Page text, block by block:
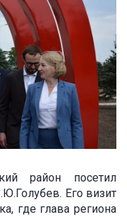
район посетил
Его визит
где глава региона